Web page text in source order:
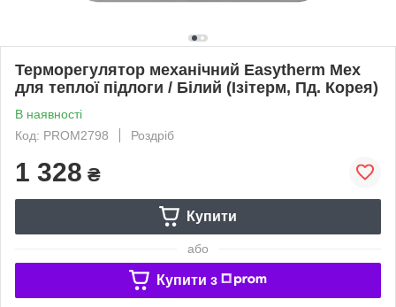
Терморегулятор механічний Easytherm Mex
для теплої підлоги / Білий (Ізітерм, Пд. Корея)
В наявності
Код: PROM2798
Роздріб
1 328 ₴
Купити
або
Купити з